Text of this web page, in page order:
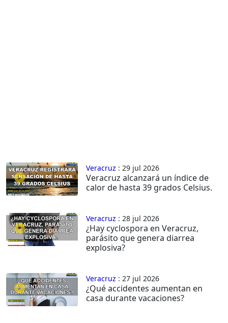
Veracruz : 29 jul 2026
Veracruz alcanzará un índice de
calor de hasta 39 grados Celsius.
Veracruz : 28 jul 2026
¿Hay cyclospora en Veracruz,
parásito que genera diarrea
explosiva?
Veracruz : 27 jul 2026
¿Qué accidentes aumentan en
casa durante vacaciones?